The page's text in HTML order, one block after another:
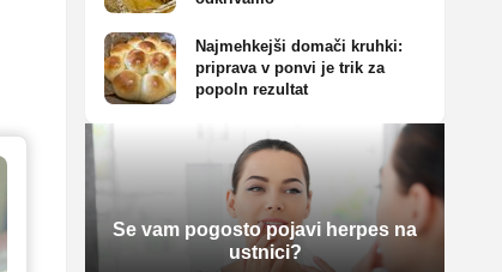
Najmehkejši domači kruhki:
priprava v ponvi je trik za
popoln rezultat
Se vam pogosto pojavi herpes na
ustnici?